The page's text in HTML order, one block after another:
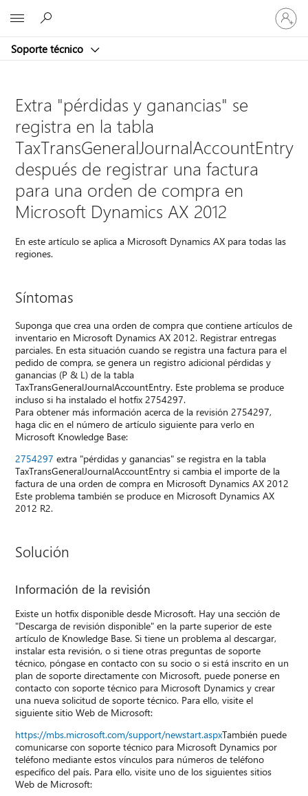
Soporte técnico
Iniciar
sesión
en
cuenta
Extra "pérdidas y ganancias" se
registra en la tabla
TaxTransGeneralJournalAccountEntry
después de registrar una factura
para una orden de compra en
Microsoft Dynamics AX 2012
En este artículo se aplica a Microsoft Dynamics AX para todas las
regiones.
Síntomas
Suponga que crea una orden de compra que contiene artículos de
inventario en Microsoft Dynamics AX 2012. Registrar entregas
parciales. En esta situación cuando se registra una factura para el
pedido de compra, se genera un registro adicional pérdidas y
ganancias (P & L) de la tabla
TaxTransGeneralJournalAccountEntry. Este problema se produce
incluso si ha instalado el hotfix 2754297.
Para obtener más información acerca de la revisión 2754297,
haga clic en el número de artículo siguiente para verlo en
Microsoft Knowledge Base:
2754297 extra "pérdidas y ganancias" se registra en la tabla
TaxTransGeneralJournalAccountEntry si cambia el importe de la
factura de una orden de compra en Microsoft Dynamics AX 2012
Este problema también se produce en Microsoft Dynamics AX
2012 R2.
Solución
Información de la revisión
Existe un hotfix disponible desde Microsoft. Hay una sección de
"Descarga de revisión disponible" en la parte superior de este
artículo de Knowledge Base. Si tiene un problema al descargar,
instalar esta revisión, o si tiene otras preguntas de soporte
técnico, póngase en contacto con su socio o si está inscrito en un
plan de soporte directamente con Microsoft, puede ponerse en
contacto con soporte técnico para Microsoft Dynamics y crear
una nueva solicitud de soporte técnico. Para ello, visite el
siguiente sitio Web de Microsoft:
https://mbs.microsoft.com/support/newstart.aspxTambién puede
comunicarse con soporte técnico para Microsoft Dynamics por
teléfono mediante estos vínculos para números de teléfono
específico del país. Para ello, visite uno de los siguientes sitios
Web de Microsoft: